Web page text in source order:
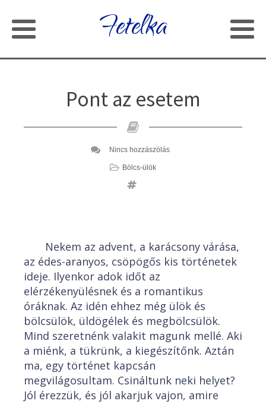
Fetelka
Pont az esetem
Nincs hozzászólás
Bölcs-ülök
Nekem az advent, a karácsony várása,
az édes-aranyos, csöpögős kis történetek
ideje. Ilyenkor adok időt az
elérzékenyülésnek és a romantikus
óráknak. Az idén ehhez még ülök és
bölcsülök, üldögélek és megbölcsülök.
Mind szeretnénk valakit magunk mellé. Aki
a miénk, a tükrünk, a kiegészítőnk. Aztán
ma, egy történet kapcsán
megvilágosultam. Csináltunk neki helyet?
Jól érezzük, és jól akarjuk vajon, amire